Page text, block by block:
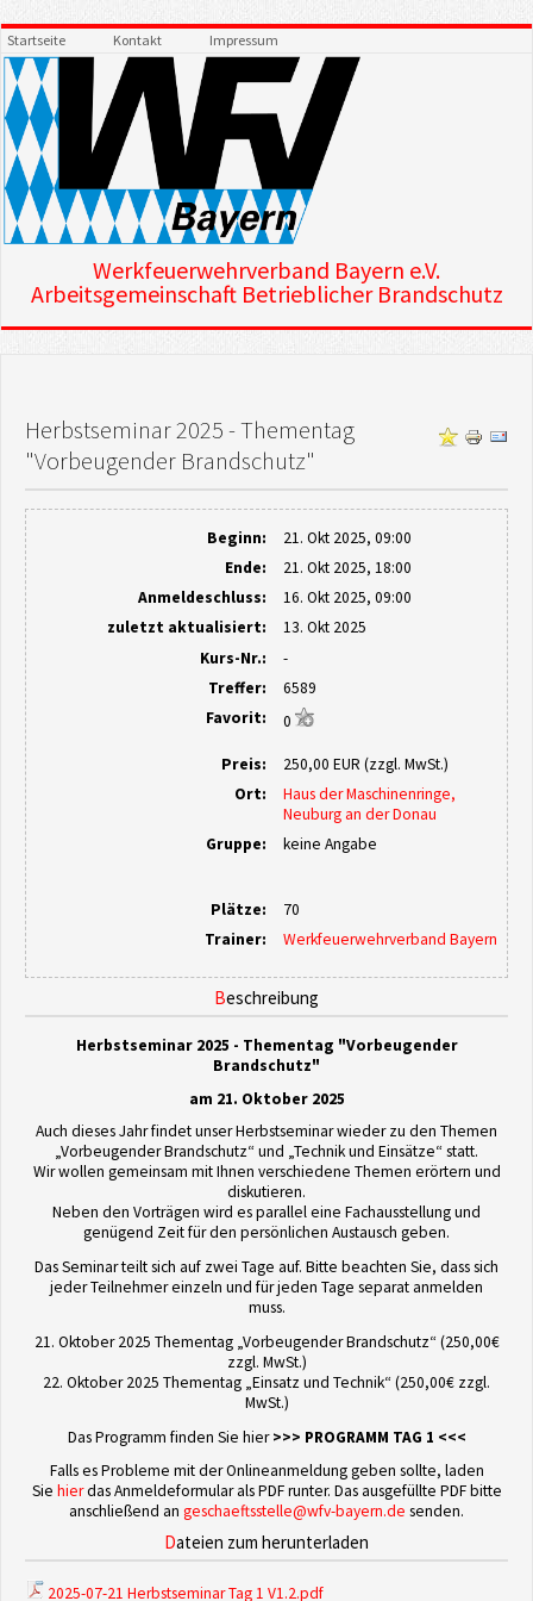
Startseite Kontakt Impressum
Werkfeuerwehrverband Bayern e.V.
Arbeitsgemeinschaft Betrieblicher Brandschutz
Herbstseminar 2025 - Thementag
"Vorbeugender Brandschutz"
Beginn: 21. Okt 2025, 09:00
Ende:
21. Okt 2025, 18:00
Anmelde​schluss:
16. Okt 2025, 09:00
zuletzt aktualisiert:
13. Okt 2025
Kurs-Nr.:
-
Treffer:
6589
Favorit:
0
Preis:
250,00 EUR (zzgl. MwSt.)
Ort:
Haus der Maschinenringe,
Neuburg an der Donau
Gruppe:
keine Angabe
Plätze:
70
Trainer:
Werkfeuerwehrverband Bayern
Beschreibung
Herbstseminar 2025 - Thementag "Vorbeugender
Brandschutz"
am 21. Oktober 2025
Auch dieses Jahr findet unser Herbstseminar wieder zu den Themen
„Vorbeugender Brandschutz“ und „Technik und Einsätze“ statt.
Wir wollen gemeinsam mit Ihnen verschiedene Themen erörtern und
diskutieren.
Neben den Vorträgen wird es parallel eine Fachausstellung und
genügend Zeit für den persönlichen Austausch geben.
Das Seminar teilt sich auf zwei Tage auf. Bitte beachten Sie, dass sich
jeder Teilnehmer einzeln und für jeden Tage separat anmelden
muss.
21. Oktober 2025 Thementag „Vorbeugender Brandschutz“ (250,00€
zzgl. MwSt.)
22. Oktober 2025 Thementag „Einsatz und Technik“ (250,00€ zzgl.
MwSt.)
Das Programm finden Sie hier>>> PROGRAMM TAG 1 <<<
Falls es Probleme mit der Onlineanmeldung geben sollte, laden
Sie hierdas Anmeldeformular als PDF runter. Das ausgefüllte PDF bitte
anschließend an geschaeftsstelle@wfv-bayern.de senden.
Dateien zum herunterladen
2025-07-21 Herbstseminar Tag 1 V1.2.pdf